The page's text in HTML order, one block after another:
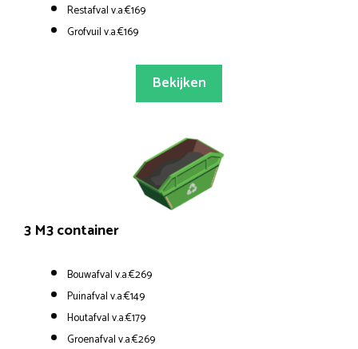
Restafval v.a.€169
Grofvuil v.a.€169
Bekijken
3 M3 container
Bouwafval v.a.€269
Puinafval v.a.€149
Houtafval v.a.€179
Groenafval v.a.€269